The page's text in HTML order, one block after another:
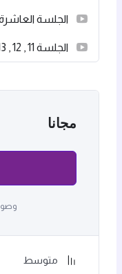
الجلسة
الجلسة 11 , 12 , 13
مجانا
متوسط